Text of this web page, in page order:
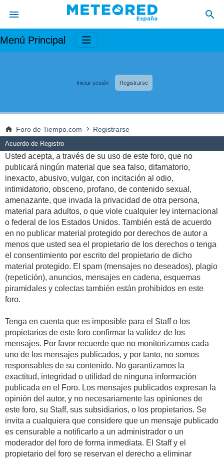
Menú Principal
Iniciar sesión Registrarse
Foro de Tiempo.com Registrarse
Acuerdo de Registro
Usted acepta, a través de su uso de este foro, que no
publicará ningún material que sea falso, difamatorio,
inexacto, abusivo, vulgar, con incitación al odio,
intimidatorio, obsceno, profano, de contenido sexual,
amenazante, que invada la privacidad de otra persona,
material para adultos, o que viole cualquier ley internacional
o federal de los Estados Unidos. También está de acuerdo
en no publicar material protegido por derechos de autor a
menos que usted sea el propietario de los derechos o tenga
el consentimiento por escrito del propietario de dicho
material protegido. El spam (mensajes no deseados), plagio
(repetición), anuncios, mensajes en cadena, esquemas
piramidales y colectas también están prohibidos en este
foro.
Tenga en cuenta que es imposible para el Staff o los
propietarios de este foro confirmar la validez de los
mensajes. Por favor recuerde que no monitorizamos cada
uno de los mensajes publicados, y por tanto, no somos
responsables de su contenido. No garantizamos la
exactitud, integridad o utilidad de ninguna información
publicada en el Foro. Los mensajes publicados expresan la
opinión del autor, y no necesariamente las opiniones de
este foro, su Staff, sus subsidiarios, o los propietarios. Se
invita a cualquiera que considere que un mensaje publicado
es censurable a notificarlo a un administrador o un
moderador del foro de forma inmediata. El Staff y el
propietario del foro se reservan el derecho a eliminar